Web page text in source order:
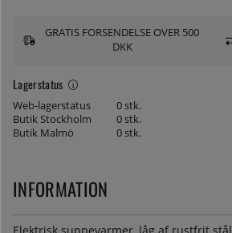
Lagerstatus
Web-lagerstatus
0 stk.
Butik Stockholm
0 stk.
Butik Malmö
0 stk.
GRATIS FORSENDELSE OVER 500
DKK
INFORMATION
Elektrisk suppevarmer, låg af rustfrit stål